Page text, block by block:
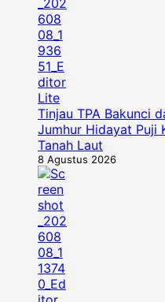
Tinjau TPA Bakunci
Jumhur Hidayat Puji
Tanah Laut
8 Agustus 2026